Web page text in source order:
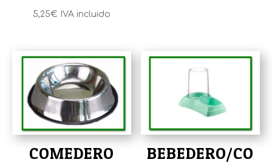
5,25€ IVA incluido
2,80€
COMEDERO
BEBEDERO/CO